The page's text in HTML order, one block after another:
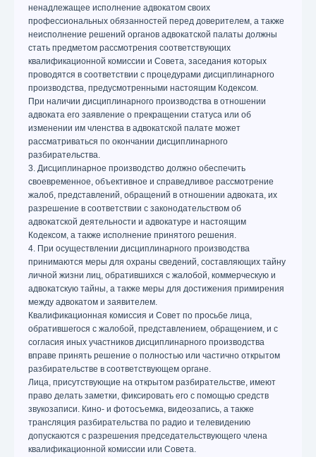
ненадлежащее исполнение адвокатом своих
профессиональных обязанностей перед доверителем, а также
неисполнение решений органов адвокатской палаты должны
стать предметом рассмотрения соответствующих
квалификационной комиссии и Совета, заседания которых
проводятся в соответствии с процедурами дисциплинарного
производства, предусмотренными настоящим Кодексом.
При наличии дисциплинарного производства в отношении
адвоката его заявление о прекращении статуса или об
изменении им членства в адвокатской палате может
рассматриваться по окончании дисциплинарного
разбирательства.
3. Дисциплинарное производство должно обеспечить
своевременное, объективное и справедливое рассмотрение
жалоб, представлений, обращений в отношении адвоката, их
разрешение в соответствии с законодательством об
адвокатской деятельности и адвокатуре и настоящим
Кодексом, а также исполнение принятого решения.
4. При осуществлении дисциплинарного производства
принимаются меры для охраны сведений, составляющих тайну
личной жизни лиц, обратившихся с жалобой, коммерческую и
адвокатскую тайны, а также меры для достижения примирения
между адвокатом и заявителем.
Квалификационная комиссия и Совет по просьбе лица,
обратившегося с жалобой, представлением, обращением, и с
согласия иных участников дисциплинарного производства
вправе принять решение о полностью или частично открытом
разбирательстве в соответствующем органе.
Лица, присутствующие на открытом разбирательстве, имеют
право делать заметки, фиксировать его с помощью средств
звукозаписи. Кино- и фотосъемка, видеозапись, а также
трансляция разбирательства по радио и телевидению
допускаются с разрешения председательствующего члена
квалификационной комиссии или Совета.